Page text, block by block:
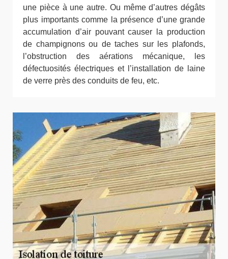
une pièce à une autre. Ou même d’autres dégâts
plus importants comme la présence d’une grande
accumulation d’air pouvant causer la production
de champignons ou de taches sur les plafonds,
l’obstruction des aérations mécanique, les
défectuosités électriques et l’installation de laine
de verre près des conduits de feu, etc.